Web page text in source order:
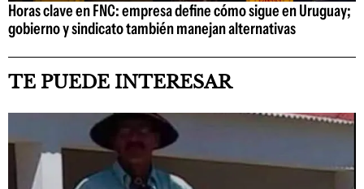
Horas clave en FNC: empresa define cómo sigue en Uruguay;
gobierno y sindicato también manejan alternativas
TE PUEDE INTERESAR